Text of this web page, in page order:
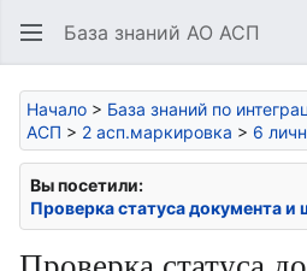
База знаний АО АСП
Начало > База знаний по
АСП > 2 асп.маркировка > 6
Вы посетили:
Проверка статуса документа и